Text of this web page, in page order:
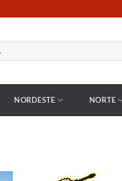
NORDESTE NORTE